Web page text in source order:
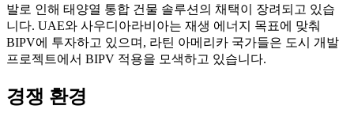
발로 인해 태양열 통합 건물 솔루션의 채택이 장려되고 있습
니다. UAE와 사우디아라비아는 재생 에너지 목표에 맞춰
BIPV에 투자하고 있으며, 라틴 아메리카 국가들은 도시 개발
프로젝트에서 BIPV 적용을 모색하고 있습니다.
경쟁 환경